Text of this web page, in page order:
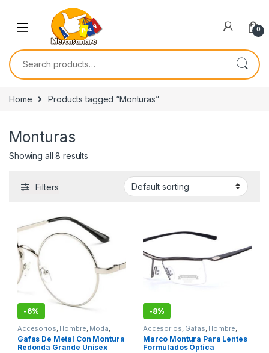
Skip to navigation
0
Search for:
Home Products tagged “Monturas”
Monturas
Showing all 8 results
Filters
-6%
Accesorios Hombre Moda
Mujer Salud y belleza
Gafas De Metal Con Montura
Redonda Grande Unisex
-8%
Accesorios Gafas Hombre
Moda
Marco Montura Para Lentes
Formulados Óptica